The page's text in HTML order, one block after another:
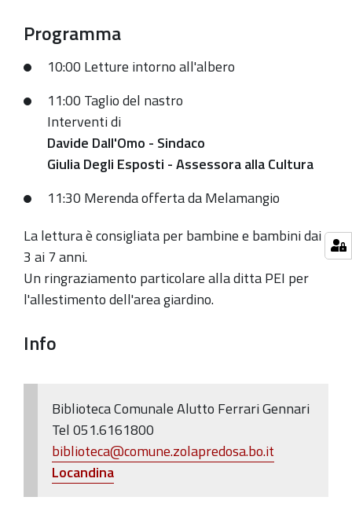
13T12:00:00+02:00
In
del
maltempo
delle
previsioni
l'inaugurazione
del
Giardino
della
comunale
per
sabato
maggio
rinviata
Programma
10:00 Letture intorno all'albero
11:00 Taglio del nastro
Interventi di
Davide Dall'Omo - Sindaco
Giulia Degli Esposti - Assessora alla Cultura
11:30 Merenda offerta da Melamangio
La lettura è consigliata per bambine e bambini dai
3 ai 7 anni.
Un ringraziamento particolare alla ditta PEI per
l'allestimento dell'area giardino.
Info
Biblioteca Comunale Alutto Ferrari Gennari
Tel 051.6161800
biblioteca@comune.zolapredosa.bo.it
Locandina